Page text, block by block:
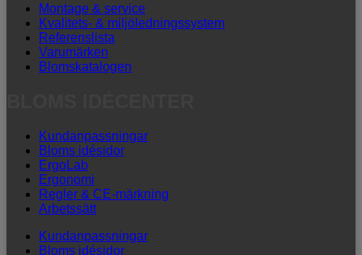
Montage & service
Kvalitets- & miljöledningssystem
Referenslista
Varumärken
Blomskatalogen
Kundanpassningar
Bloms idésidor
ErgoLab
Ergonomi
Regler & CE-märkning
Arbetssätt
Kundanpassningar
Bloms idésidor